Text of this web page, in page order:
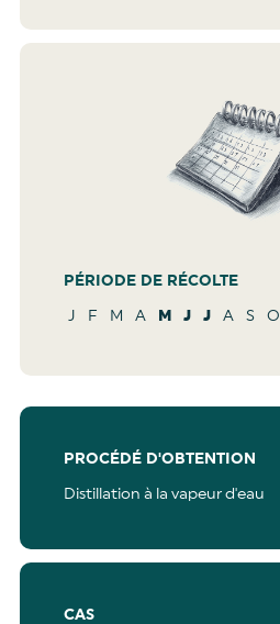
PÉRIODE DE RÉCOLTE
J F M A M J J A S O
PROCÉDÉ D'OBTENTION
Distillation à la vapeur d'eau
CAS